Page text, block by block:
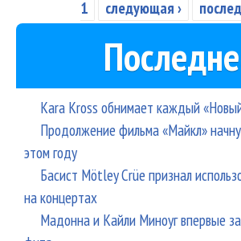
1 следующая ›
Kara Kross обнимает каждый
Продолжение фильма «Майкл»
этом году
Басист Mötley Crüe признал
на концертах
Мадонна и Кайли Миноуг впервые